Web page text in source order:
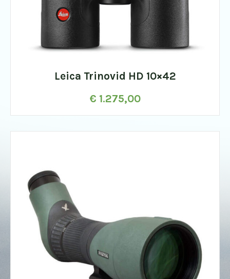
Leica Trinovid HD 10×42
€ 1.275,00